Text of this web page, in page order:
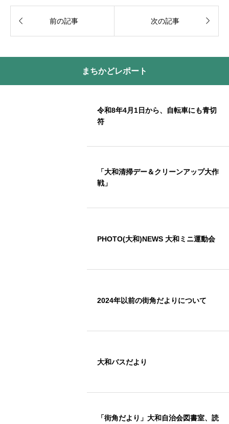
 前の記事 次の記事 
まちかどレポート
令和8年4月1日から、自転車にも青切
符
「大和清掃デー＆クリーンアップ大作
戦」
PHOTO(大和)NEWS 大和ミニ運動会
2024年以前の街角だよりについて
大和バスだより
「街角だより」大和自治会図書室、読